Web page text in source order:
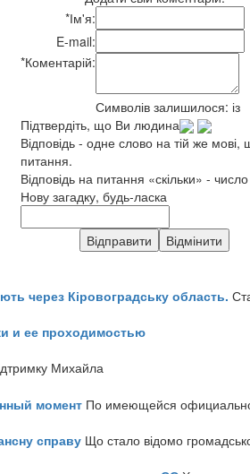
*Ім'я:
E-mail:
*Коментарій:
Символів залишилося: із
Підтвердіть, що Ви людина
Відповідь - одне слово на тій же мові,
питання.
Відповідь на питання «скільки» - число
Нову загадку, будь-ласка
через Кіровоградську область.
и ее проходимостью
Михайла
момент По имеющейся
справу Що стало відомо